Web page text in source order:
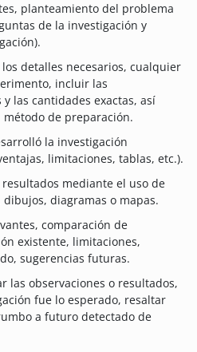
planteamiento del problema
de la investigación y
detalles necesarios, cualquier
incluir las
las cantidades exactas, así
de preparación.
la investigación
limitaciones, tablas, etc.).
mediante el uso de
diagramas o mapas.
comparación de
existente, limitaciones,
sugerencias futuras.
las observaciones o resultados,
fue lo esperado, resaltar
a futuro detectado de